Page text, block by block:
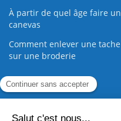
À partir de quel âge faire un
canevas
Comment enlever une tache
sur une broderie
Guide de la Broderie